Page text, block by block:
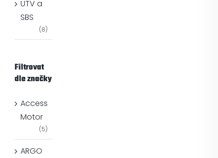
UTV a
SBS
(8)
Filtrovat
dle značky
Access
Motor
(5)
ARGO